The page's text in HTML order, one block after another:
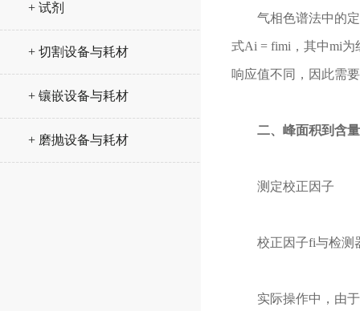
+ 试剂
+ 切割设备与耗材
+ 镶嵌设备与耗材
+ 磨抛设备与耗材
气相色谱法中的定
式Ai = fimi，其中mi
响应值不同，因此需
二、峰面积到含
测定校正因子
校正因子fi与检测器
实际操作中，由于